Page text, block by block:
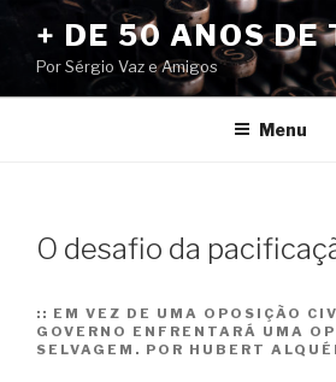
conteúdo
+ DE 50 ANOS DE
Por Sérgio Vaz e Amigos
Menu
O desafio da
:: EM VEZ DE UMA OPOSIÇÃO
GOVERNO ENFRENTARÁ UMA
SELVAGEM. POR HUBERT